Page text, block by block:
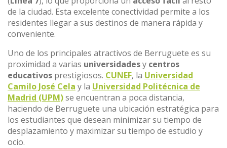
de la ciudad. Esta excelente conectividad permite a los
residentes llegar a sus destinos de manera rápida y
conveniente.
Uno de los principales atractivos de Berruguete es su
proximidad a varias universidadesy centros
educativos prestigiosos. CUNEF, la Universidad
Camilo José Cela y la Universidad Politécnica de
Madrid (UPM)se encuentran a poca distancia,
haciendo de Berruguete una ubicación estratégica para
los estudiantes que desean minimizar su tiempo de
desplazamiento y maximizar su tiempo de estudio y
ocio.